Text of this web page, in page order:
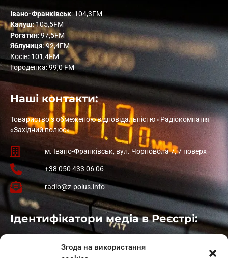
Згода на використання
Івано-Франківськ: 104,3FM
Калуш: 105,5FM
Рогатин: 97,5FM
Яблуниця: 92,4FM
Косів: 101,4FM
Городенка: 99,0 FM
Наші контакти:
Товариство з обмеженою відповідальністю «Радіокомпанія
«Західний полюс»
м. Івано-Франківськ, вул. Чорновола 7, 7 поверх
+38 050 433 06 06
radio@z-polus.info
Ідентифікатори медіа в Реєстрі:
: L11-01410